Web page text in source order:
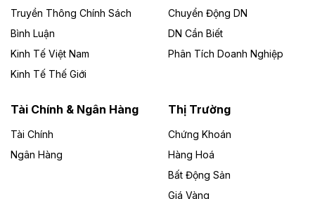
Công ty TNHH Năng lượng môi trường Bắc Giang làm
Theo vietnamfinance.vn
Đức Long Gia Lai mở rộng ‘hệ sinh thái’
Lai
Bốn doanh nghiệp có sự góp vốn của Công ty Cổ
phần Tập đoàn Đức Long Gia Lai (HoSE: DLG) được
Gia Lai với tổng vốn hơn 4.750 tỷ đồng.
Truyền Thông Chính Sách
Bình Luận
Kinh Tế Việt Nam
Kinh Tế Thế Giới
Chuyển Động DN
DN Cần Biết
Phân Tích Doanh Nghiệp
Tài Chính & Ngân Hàng
Tài Chính
Ngân Hàng
Thị Trường
Chứng Khoán
Hàng Hoá
Bất Động Sản
Giá Vàng